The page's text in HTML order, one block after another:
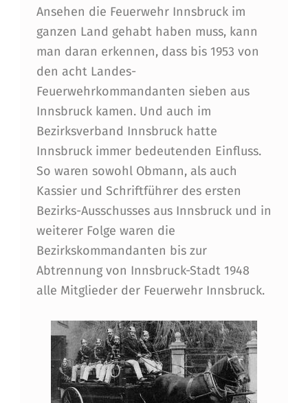
Ansehen die Feuerwehr Innsbruck im
ganzen Land gehabt haben muss, kann
man daran erkennen, dass bis 1953 von
den acht Landes-
Feuerwehrkommandanten sieben aus
Innsbruck kamen. Und auch im
Bezirksverband Innsbruck hatte
Innsbruck immer bedeutenden Einfluss.
So waren sowohl Obmann, als auch
Kassier und Schriftführer des ersten
Bezirks-Ausschusses aus Innsbruck und in
weiterer Folge waren die
Bezirkskommandanten bis zur
Abtrennung von Innsbruck-Stadt 1948
alle Mitglieder der Feuerwehr Innsbruck.